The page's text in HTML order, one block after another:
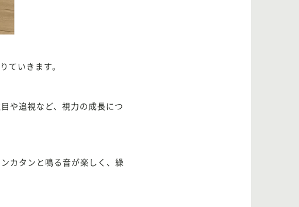
ていきます。
や追視など、視力の成長につ
カタンと鳴る音が楽しく、繰